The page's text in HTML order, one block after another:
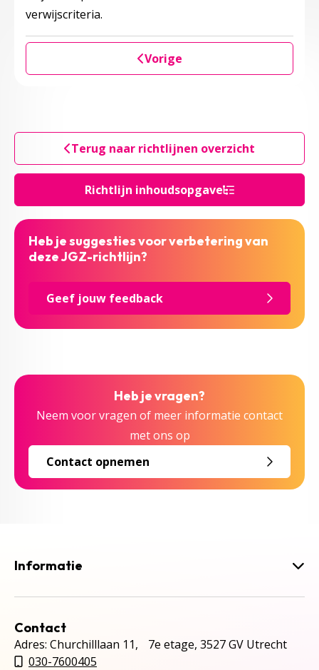
Richtlijn inhoudsopgave
verwijscriteria.
Vorige
Terug naar richtlijnen overzicht
Heb je suggesties voor verbetering van
deze JGZ-richtlijn?
Geef jouw feedback
Heb je vragen?
Neem voor vragen of meer informatie contact
met ons op
Contact opnemen
Informatie
Contact
Adres: Churchilllaan 11, 7e etage, 3527 GV Utrecht
030-7600405